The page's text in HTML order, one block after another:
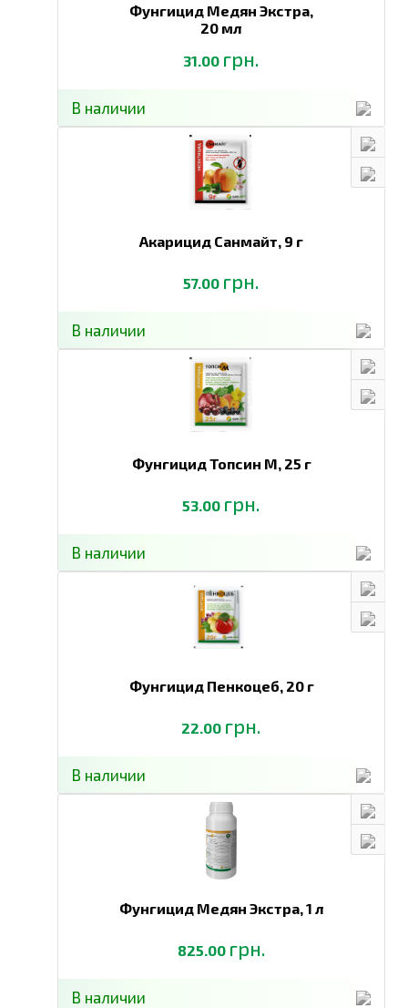
Фунгицид Медян Экстра,
20 мл
31.00 грн.
В наличии
Акарицид Санмайт, 9 г
57.00 грн.
В наличии
Фунгицид Топсин М, 25 г
53.00 грн.
В наличии
Фунгицид Пенкоцеб, 20 г
22.00 грн.
В наличии
Фунгицид Медян Экстра,1 л
825.00 грн.
В наличии